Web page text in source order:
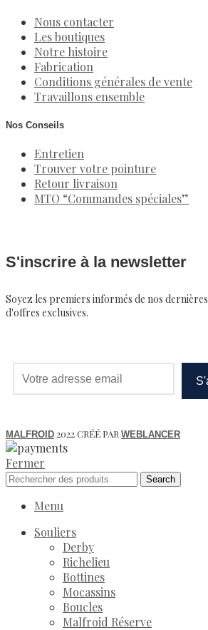
Nous contacter
Les boutiques
Notre histoire
Fabrication
Conditions générales de vente
Travaillons ensemble
Nos Conseils
Entretien
Trouver votre pointure
Retour livraison
MTO “Commandes spéciales”
S'inscrire à la newsletter
Soyez les premiers informés de nos
d'offres exclusives.
MALFROID 2022 CRÉÉ PAR WEBLANCER
Fermer
Search
Menu
Souliers
Derby
Richelieu
Bottines
Mocassins
Boucles
Malfroid Réserve